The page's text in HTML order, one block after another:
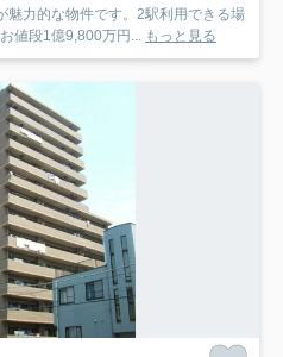
魅力的な物件です。2駅利用できる場
値段1億9,800万円... もっと見る